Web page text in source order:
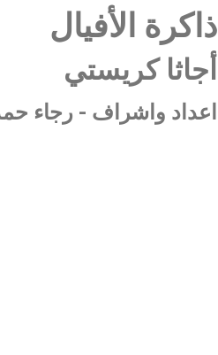
ذاكرة الأفيال
أجاثا كريستي
اعداد واشراف - رجاء